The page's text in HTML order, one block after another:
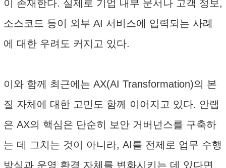
이 존재한다. 실제로 기업 내부 문서나 고객 정보,
소스코드 등이 외부 AI 서비스에 입력되는 사례
에 대한 우려도 커지고 있다.
이와 함께 최근에는 AX(AI Transformation)의 본
질 자체에 대한 고민도 함께 이어지고 있다. 안랩
은 AX의 핵심은 단순히 보안 거버넌스를 구축하
는 데 그치는 것이 아니라, AI를 전제로 업무 수행
방식과 운영 환경 자체를 변화시키는 데 있다면